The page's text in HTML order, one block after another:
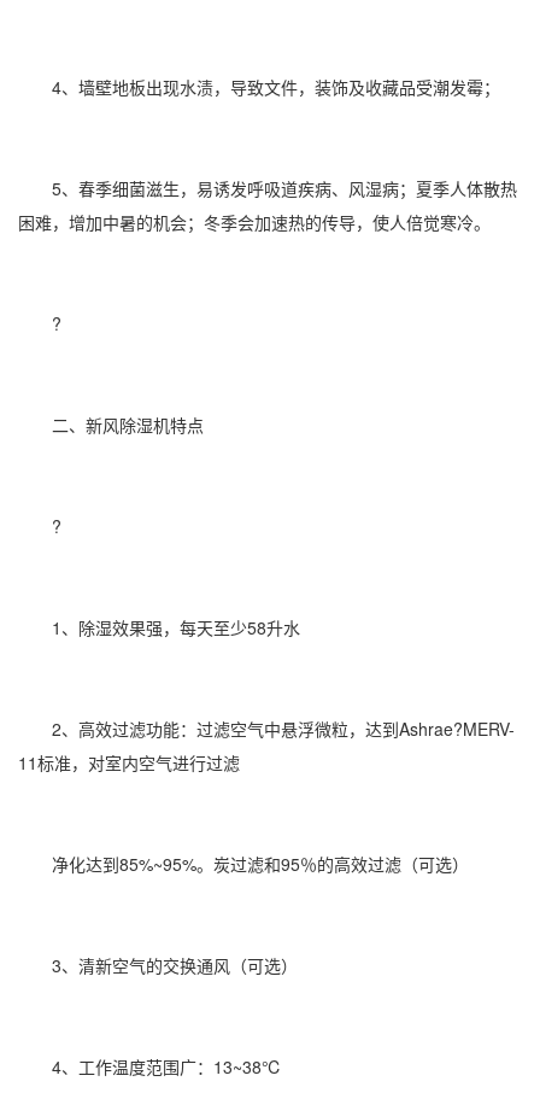
4、墙壁地板出现水渍，导致文件，装饰及收藏品受潮发霉；
5、春季细菌滋生，易诱发呼吸道疾病、风湿病；夏季人体散热
困难，增加中暑的机会；冬季会加速热的传导，使人倍觉寒冷。
?
二、新风除湿机特点
?
1、 除湿效果强，每天至少58升水
2、高效过滤功能：过滤空气中悬浮微粒，达到Ashrae?MERV-
11标准，对室内空气进行过滤
净化达到85%~95%。炭过滤和95％的高效过滤（可选）
3、清新空气的交换通风（可选）
4、工作温度范围广：13~38℃